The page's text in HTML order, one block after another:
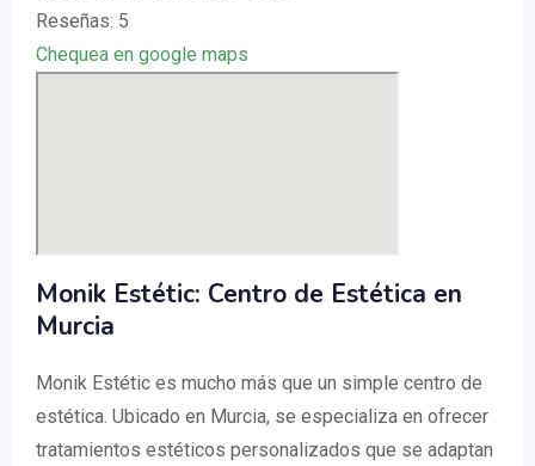
Reseñas: 5
Chequea en google maps
Monik Estétic: Centro de Estética en
Murcia
Monik Estétic es mucho más que un simple centro de
estética. Ubicado en Murcia, se especializa en ofrecer
tratamientos estéticos personalizados que se adaptan